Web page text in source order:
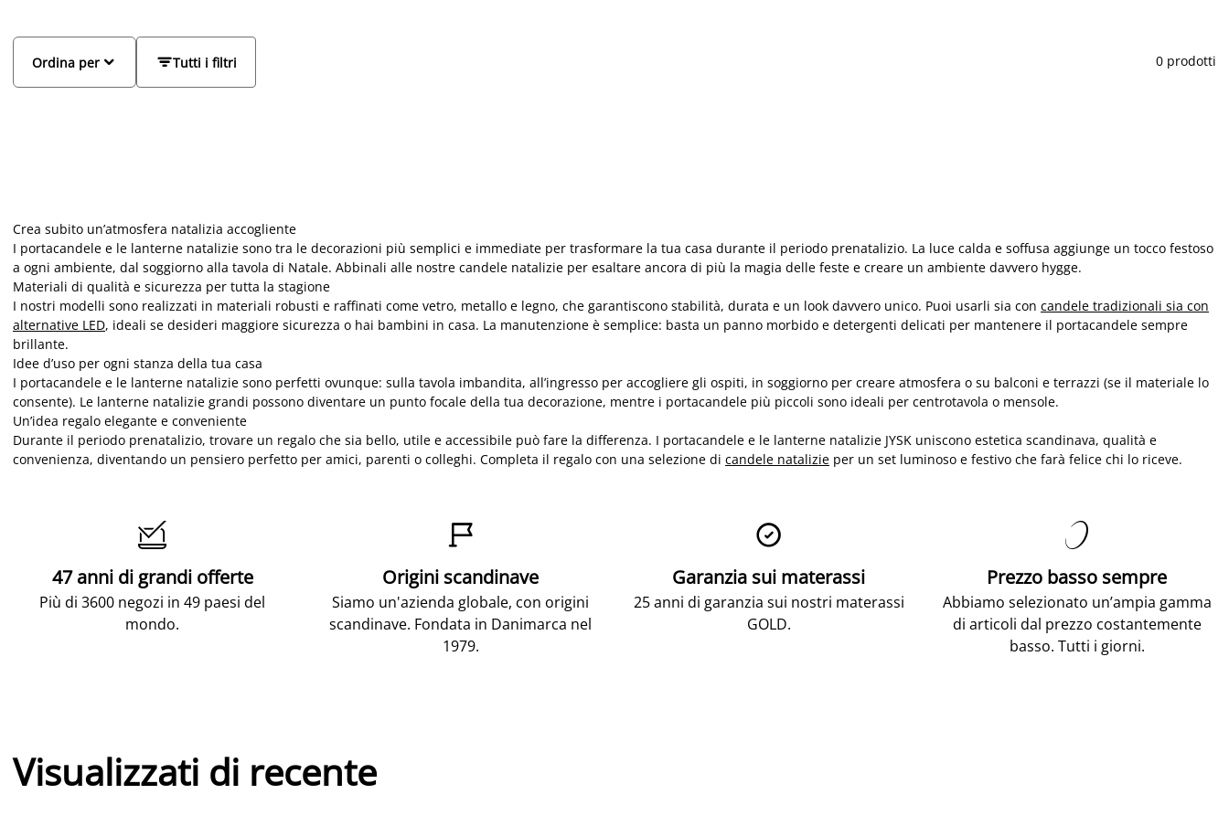
Tutti i filtri

Ordina per 0 prodotti
Crea subito un’atmosfera natalizia accogliente
I portacandele e le lanterne natalizie sono tra le decorazioni più semplici e immediate per trasformare la tua casa durante il periodo prenatalizio. La luce calda e soffusa aggiunge un tocco festoso
a ogni ambiente, dal soggiorno alla tavola di Natale. Abbinali alle nostre candele natalizie per esaltare ancora di più la magia delle feste e creare un ambiente davvero hygge.
Materiali di qualità e sicurezza per tutta la stagione
I nostri modelli sono realizzati in materiali robusti e raffinati come vetro, metallo e legno, che garantiscono stabilità, durata e un look davvero unico. Puoi usarli sia con candele tradizionali sia con
alternative LED, ideali se desideri maggiore sicurezza o hai bambini in casa. La manutenzione è semplice: basta un panno morbido e detergenti delicati per mantenere il portacandele sempre
brillante.
Idee d’uso per ogni stanza della tua casa
I portacandele e le lanterne natalizie sono perfetti ovunque: sulla tavola imbandita, all’ingresso per accogliere gli ospiti, in soggiorno per creare atmosfera o su balconi e terrazzi (se il materiale lo
consente). Le lanterne natalizie grandi possono diventare un punto focale della tua decorazione, mentre i portacandele più piccoli sono ideali per centrotavola o mensole.
Un’idea regalo elegante e conveniente
Durante il periodo prenatalizio, trovare un regalo che sia bello, utile e accessibile può fare la differenza. I portacandele e le lanterne natalizie JYSK uniscono estetica scandinava, qualità e
convenienza, diventando un pensiero perfetto per amici, parenti o colleghi. Completa il regalo con una selezione di candele natalizie per un set luminoso e festivo che farà felice chi lo riceve.

47 anni di grandi offerte
Più di 3600 negozi in 49 paesi del
mondo.

Origini scandinave
Siamo un'azienda globale, con origini
scandinave. Fondata in Danimarca nel
1979.

Garanzia sui materassi
25 anni di garanzia sui nostri materassi
GOLD.

Prezzo basso sempre
Abbiamo selezionato un’ampia gamma
di articoli dal prezzo costantemente
basso. Tutti i giorni.
Visualizzati di recente